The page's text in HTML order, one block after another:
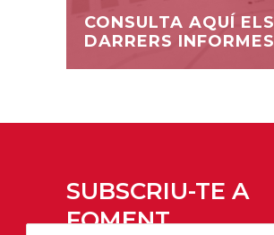
CONSULTA AQUÍ ELS
DARRERS INFORMES
SUBSCRIU-TE A
FOMENT